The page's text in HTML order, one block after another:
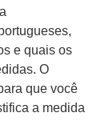
e quais os
O
que você
a medida